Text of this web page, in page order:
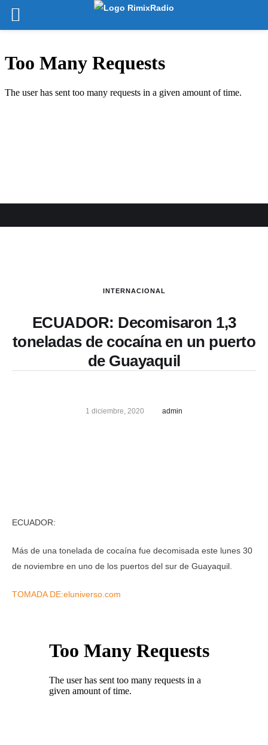
INTERNACIONAL
ECUADOR: Decomisaron 1,3
toneladas de cocaína en un puerto
de Guayaquil
1 diciembre, 2020 admin
ECUADOR:
Más de una tonelada de cocaína fue decomisada este lunes 30
de noviembre en uno de los puertos del sur de Guayaquil.
TOMADA DE:eluniverso.com